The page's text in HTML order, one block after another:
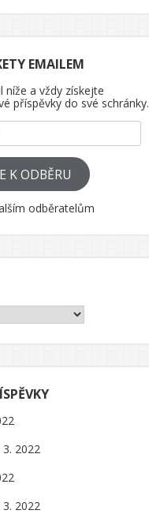
EMAILEM
níže a vždy získejte
příspěvky do své schránky.
K ODBĚRU
odběratelům
2022
2022